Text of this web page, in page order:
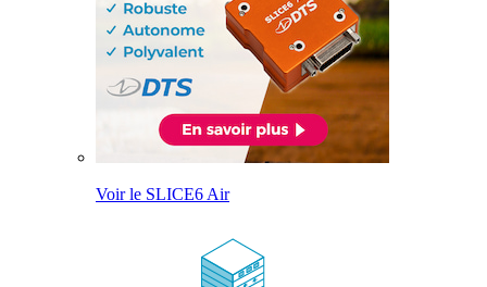
Voir le SLICE6 Air